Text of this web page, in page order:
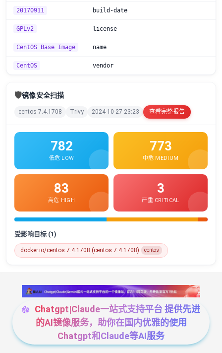
20170911 build-date
GPLv2 license
CentOS Base Image name
CentOS vendor
🛡️镜像安全扫描
centos 7.4.1708 Trivy 2024-10-27 23:23 查看完整报告
782
低危 LOW
773
中危 MEDIUM
83
高危 HIGH
3
严重 CRITICAL
受影响目标 (1)
docker.io/centos:7.4.1708 (centos 7.4.1708) centos
Chatgpt|Claude一站式支持平台 提供先进
的AI镜像服务，助你在国内优雅的使用
Chatgpt和Claude等AI服务